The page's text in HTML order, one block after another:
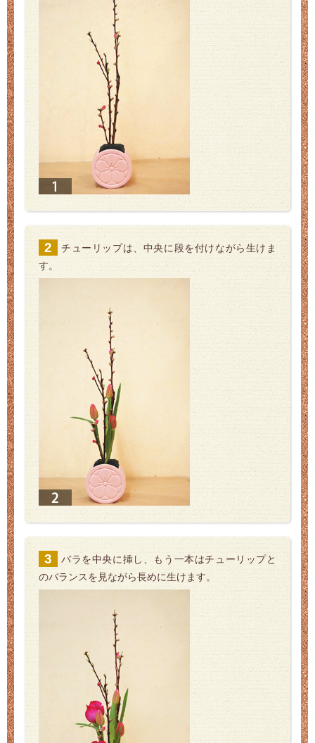
チューリップは、中央に段を付けながら生けま
す。
バラを中央に挿し、もう一本はチューリップと
のバランスを見ながら長めに生けます。